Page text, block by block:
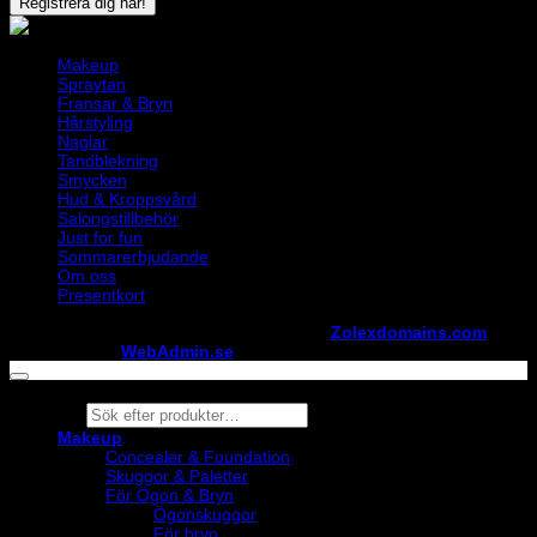
Makeup
Spraytan
Fransar & Bryn
Hårstyling
Naglar
Tandblekning
Smycken
Hud & Kroppsvård
Salongstillbehör
Just for fun
Sommarerbjudande
Om oss
Presentkort
Zolexdomains.com
WebAdmin.se
Products
search
Makeup
Concealer & Foundation
Skuggor & Paletter
För Ögon & Bryn
Ögonskuggor